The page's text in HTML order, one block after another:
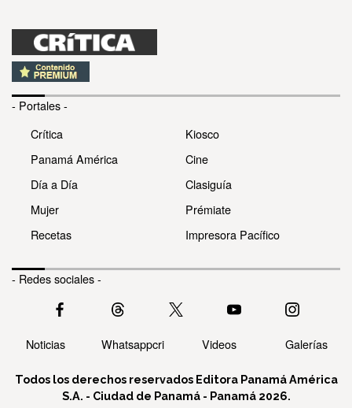
- Portales -
Crítica
Panamá América
Día a Día
Mujer
Recetas
Kiosco
Cine
Clasiguía
Prémiate
Impresora Pacífico
- Redes sociales -
Noticias Whatsappcri Videos Galerías
Todos los derechos reservados Editora Panamá América
S.A. - Ciudad de Panamá - Panamá 2026.